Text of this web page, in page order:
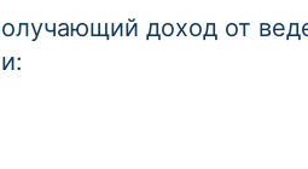
доход от